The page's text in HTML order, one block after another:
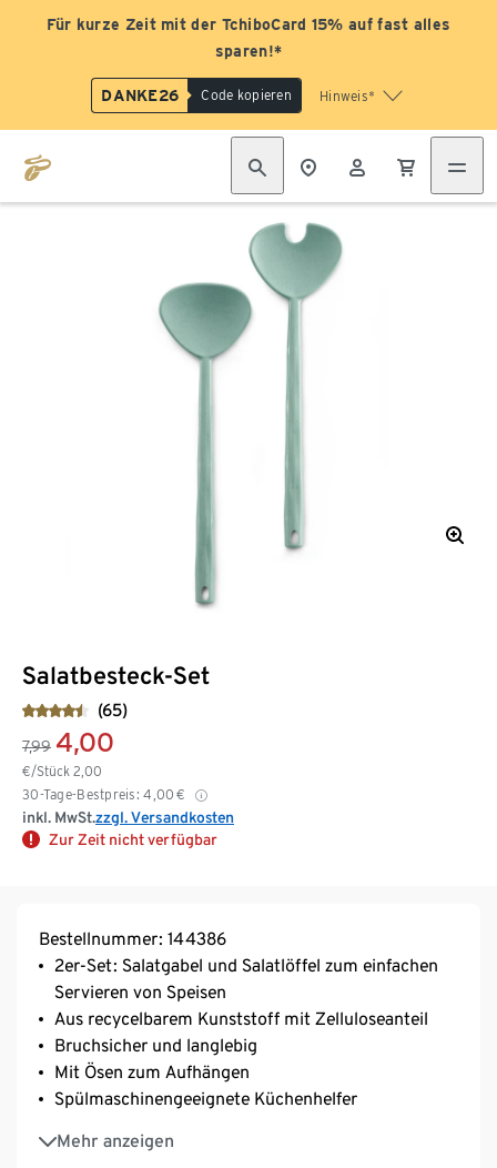
Für kurze Zeit mit der TchiboCard 15% auf fast alles
sparen!*
DANKE26 Code kopieren Hinweis*
Salatbesteck-Set
(65)
7,99 4,00
€/Stück 2,00
30-Tage-Bestpreis: 4,00 €
inkl. MwSt.zzgl. Versandkosten
Zur Zeit nicht verfügbar
Bestellnummer: 144386
2er-Set: Salatgabel und Salatlöffel zum einfachen
Servieren von Speisen
Aus recycelbarem Kunststoff mit Zelluloseanteil
Bruchsicher und langlebig
Mit Ösen zum Aufhängen
Spülmaschinengeeignete Küchenhelfer
Mehr anzeigen
BPA- und melaminfrei
MADE IN GERMANY